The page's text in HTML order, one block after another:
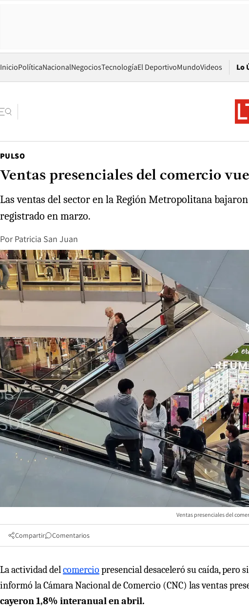
InicioPolíticaNacionalNegociosTecnologíaEl DeportivoMundoVideos Lo
PULSO
Ventas presenciales del comercio
Las ventas del sector en la Región Metropolitana
registrado en marzo.
Por Patricia San Juan
Ventas presenciales del
Compartir Comentarios
La actividad delcomercio presencial desaceleró su caída, pero
informó la Cámara Nacional de Comercio (CNC) las ventas
cayeron 1,8% interanual en abril.